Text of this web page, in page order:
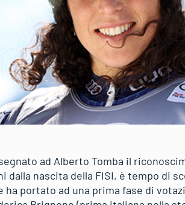
ad Alberto Tomba il
dalla nascita della FISI, è tempo di
ha portato ad una prima fase di